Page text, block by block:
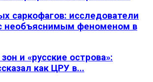
саркофагов: исследователи
необъяснимым феноменом в
и «русские острова»:
как ЦРУ в...